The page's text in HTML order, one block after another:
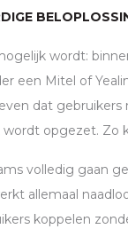
wordt:
een Mitel of
dat
opgezet. Zo
volledig gaan
allemaal
koppelen